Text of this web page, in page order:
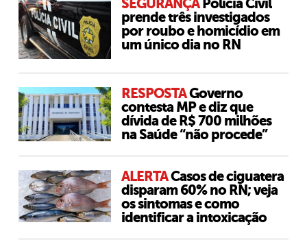
SEGURANÇA Polícia Civil
prende três investigados
por roubo e homicídio em
um único dia no RN
RESPOSTAGoverno
contesta MP e diz que
dívida de R$ 700 milhões
na Saúde “não procede”
ALERTACasos de ciguatera
disparam 60% no RN; veja
os sintomas e como
identificar a intoxicação